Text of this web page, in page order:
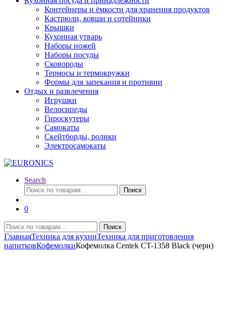
Контейнеры и ёмкости для хранения продуктов
Кастрюли, ковши и сотейники
Крышки
Кухонная утварь
Наборы ножей
Наборы посуды
Сковороды
Термосы и термокружки
Формы для запекания и противни
Отдых и развлечения
Игрушки
Велосипеды
Гироскутеры
Самокаты
Скейтборды, ролики
Электросамокаты
Search
Искать:
Поиск
0
Искать:
Поиск
ГлавнаяТехника для кухниТехника для приготовления
напитковКофемолкиКофемолка Centek CT-1358 Black (черн)